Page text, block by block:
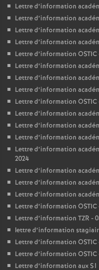
Lettre d’information
Lettre d’information
Lettre d’information
Lettre d’information
Lettre d’information
Lettre d’information
Lettre d’information
Lettre d’information
Lettre d’information OSTIC
Lettre d’information
Lettre d’information
Lettre d’information
Lettre d’information
2024
Lettre d’information
Lettre d’information
Lettre d’information
Lettre d’information OSTIC
Lettre d’information TZR -
lettre d’information
Lettre d’information OSTIC
Lettre d’information OSTIC
Lettre d’information aux S1